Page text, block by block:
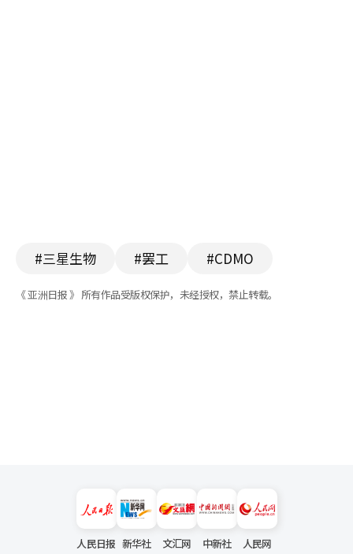
#三星生物 #罢工 #CDMO
《 亚洲日报 》 所有作品受版权保护，未经授权，禁止转载。
人民日报 新华社 文汇网 中新社 人民网